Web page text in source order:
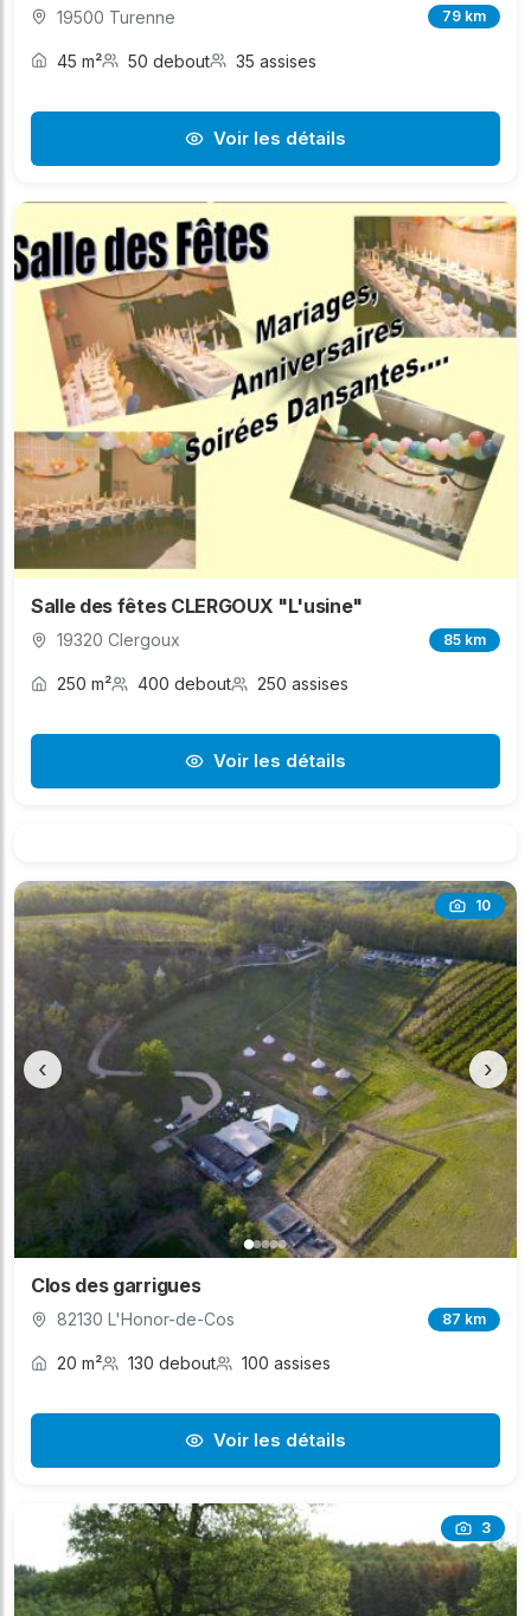
19500 Turenne 79 km
45 m² 50 debout 35 assises
Voir les détails
Salle des fêtes CLERGOUX "L'usine"
19320 Clergoux 85 km
250 m² 400 debout 250 assises
Voir les détails
10
‹ ›
Clos des garrigues
82130 L'Honor-de-Cos 87 km
20 m² 130 debout 100 assises
Voir les détails
3